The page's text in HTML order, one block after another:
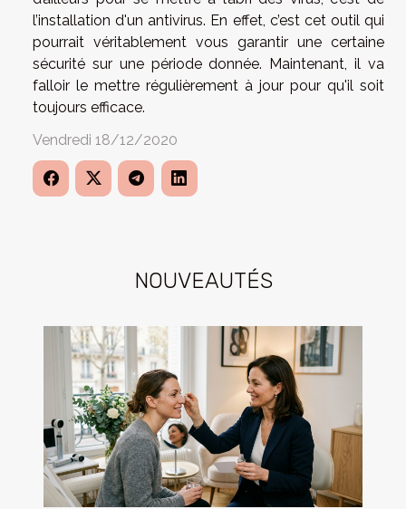
NOUVEAUTÉS
l’installation d'un antivirus. En effet, c’est cet outil qui
pourrait véritablement vous garantir une certaine
sécurité sur une période donnée. Maintenant, il va
falloir le mettre régulièrement à jour pour qu'il soit
toujours efficace.
Vendredi 18/12/2020